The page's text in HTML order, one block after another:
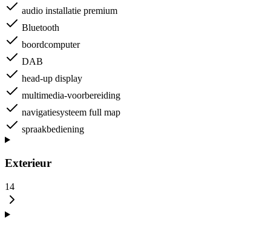
audio installatie premium
Bluetooth
boordcomputer
DAB
head-up display
multimedia-voorbereiding
navigatiesysteem full map
spraakbediening
Exterieur
14